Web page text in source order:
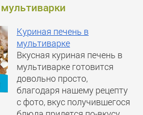
Куриная печень в
мультиварке
Вкусная куриная печень в
мультиварке готовится
довольно просто,
благодаря нашему рецепту
с фото, вкус получившегося